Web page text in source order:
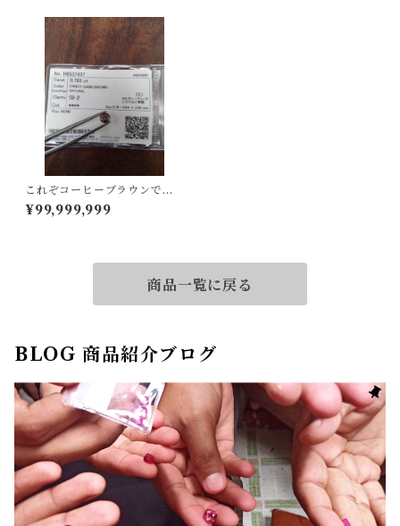
これぞコーヒーブラウンで
す！ダイヤルース
¥99,999,999
商品一覧に戻る
BLOG 商品紹介ブログ